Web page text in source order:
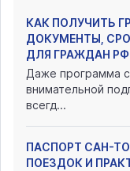
КАК ПОЛУЧИТЬ
ДОКУМЕНТЫ,
ДЛЯ ГРАЖДАН РФ
Даже программа
внимательной
всегд...
ПАСПОРТ САН-
ПОЕЗДОК И